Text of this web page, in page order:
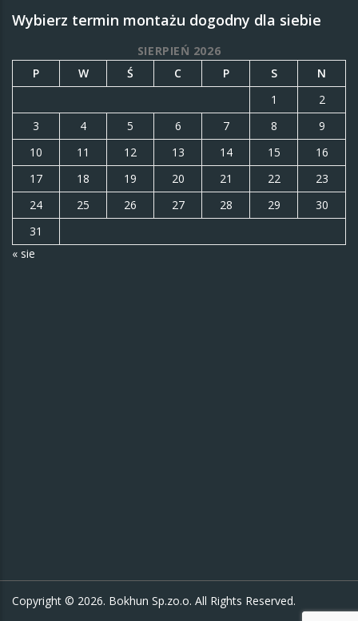
Wybierz termin montażu dogodny dla siebie
SIERPIEŃ 2026
P
W Ś C P S
N
1
2
3
4 5 6 7 8
9
10
11 12 13 14 15
16
17
18 19 20 21 22
23
24
25 26 27 28 29
30
31
« sie
Copyright © 2026. Bokhun Sp.zo.o. All Rights Reserved.